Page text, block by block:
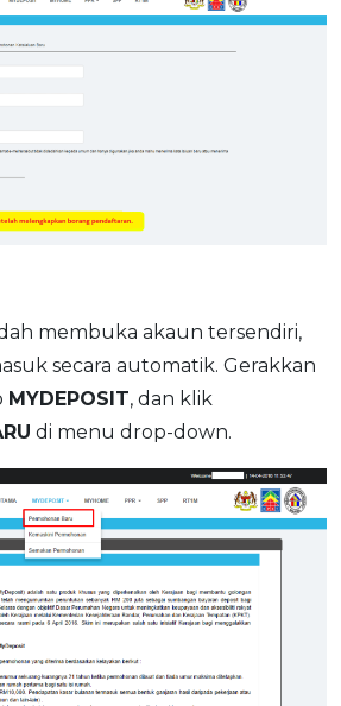
membuka akaun tersendiri,
secara automatik. Gerakkan
MYDEPOSIT, dan klik
di menu drop-down.